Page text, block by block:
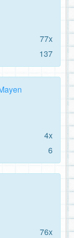
77x
137
4x
6
76x